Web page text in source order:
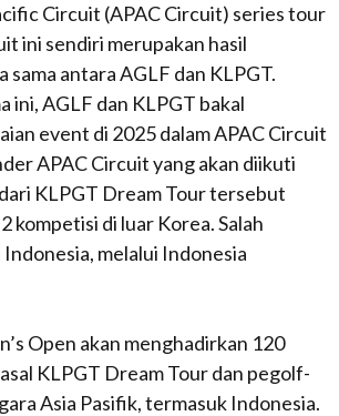
Circuit (APAC Circuit) series tour
ini sendiri merupakan hasil
sama antara AGLF dan KLPGT.
ini, AGLF dan KLPGT bakal
event di 2025 dalam APAC Circuit
APAC Circuit yang akan diikuti
KLPGT Dream Tour tersebut
kompetisi di luar Korea. Salah
melalui Indonesia
Open akan menghadirkan 120
KLPGT Dream Tour dan pegolf-
Asia Pasifik, termasuk Indonesia.